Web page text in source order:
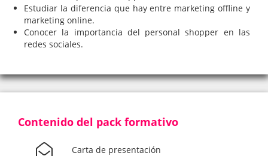
Estudiar la diferencia que hay entre marketing offline y
marketing online.
Conocer la importancia del personal shopper en las
redes sociales.
Contenido del pack formativo
Carta de presentación